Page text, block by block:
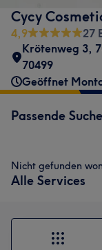
Cycy
4,9
27
Krötenweg 3,
70499
Geöffnet
Passende
Nicht gefunden
Alle Services